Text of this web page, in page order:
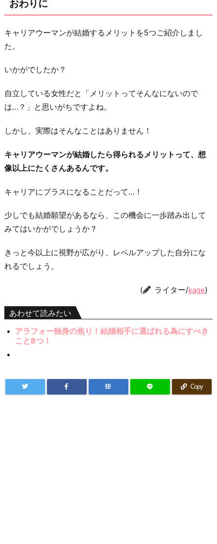
おわりに
キャリアウーマンが結婚するメリットを5つご紹介しまし
た。
いかがでしたか？
自立している女性だと「メリットってそんなにないので
は…？」と思いがちですよね。
しかし、実際はそんなことはありません！
キャリアウーマンが結婚したら得られるメリットって、想
像以上にたくさんあるんです。
キャリアにプラスになることだって…！
少しでも結婚願望があるなら、この機会に一歩踏み出して
みてはいかがでしょうか？
きっと今以上に視野が広がり、レベルアップした自分にな
れるでしょう。
( ライター/kage)
あわせて読みたい
アラフォー独身の焦り！結婚相手に選ばれる為にすべき
こと8つ！
B! Copy